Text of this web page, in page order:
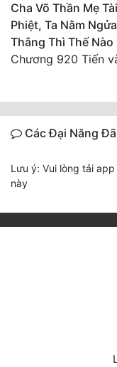
Cha Võ Thần Mẹ Tài
Phiệt, Ta Nằm
Thắng Thì Thế Nào
Chương 920 Tiến
Các Đại Năng
Lưu ý: Vui lòng tải
này